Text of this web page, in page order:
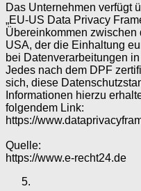
Das Unternehmen verfügt
„EU-US Data Privacy
Übereinkommen
USA, der die Einhaltung
bei Datenverarbeitungen
Jedes nach dem DPF
sich, diese
Informationen hierzu
folgendem Link:
https://
Quelle:
https://www.e-recht24.de